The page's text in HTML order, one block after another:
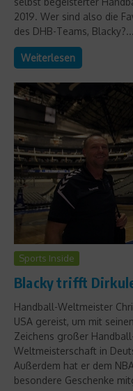
2019. Wer sind also die
des DHB-Teams, Blacky?...
Weiterlesen
Sports Inside
Blacky trifft
Handball-Weltmeister
USA gereist, um mit
Zeichens großer
Weltmeisterschaft in
Außerdem hat er dem
besondere Geschenke